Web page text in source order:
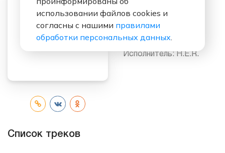
Слушать бесплатно
Исполнитель: H.E.R.
Список треков
использовании файлов cookies и
согласны с нашими правилами
обработки персональных данных.